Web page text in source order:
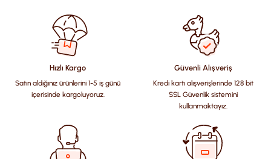
konularda yetersiz gördüğünüz noktaları öneri formunu
kullanarak tarafımıza iletebilirsiniz.
Görüş ve önerileriniz için teşekkür ederiz.
Ürün resmi kalitesiz, bozuk veya görüntülenemiyor.
Ürün açıklamasında eksik bilgiler bulunuyor.
Ürün bilgilerinde hatalar bulunuyor.
Ürün fiyatı diğer sitelerden daha pahalı.
Hızlı Kargo
Satın aldığınız ürünlerini 1-5 iş günü
içerisinde kargoluyoruz.
Güvenli Alışveriş
Kredi kartı alışverişlerinde 128 bit
SSL Güvenlik sistemini
kullanmaktayız.